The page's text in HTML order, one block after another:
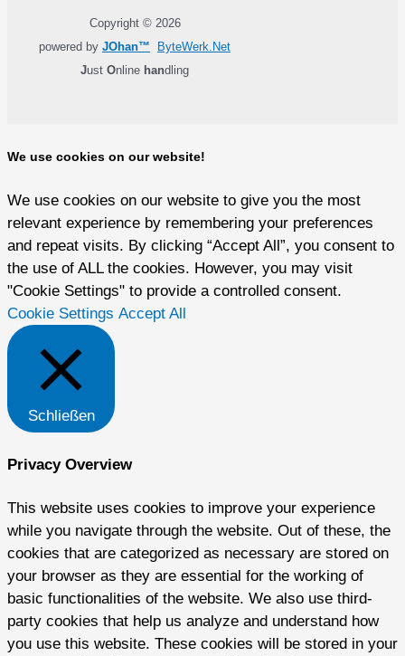
Copyright © 2026
powered by JOhan™
ByteWerk.Net
Just Online handling
We use cookies on our website!
We use cookies on our website to give you the most
relevant experience by remembering your preferences
and repeat visits. By clicking “Accept All”, you consent to
the use of ALL the cookies. However, you may visit
"Cookie Settings" to provide a controlled consent.
Cookie Settings Accept All
Schließen
Privacy Overview
This website uses cookies to improve your experience
while you navigate through the website. Out of these, the
cookies that are categorized as necessary are stored on
your browser as they are essential for the working of
basic functionalities of the website. We also use third-
party cookies that help us analyze and understand how
you use this website. These cookies will be stored in your